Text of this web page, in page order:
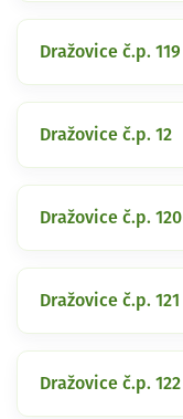
Dražovice č.p. 119
Dražovice č.p. 12
Dražovice č.p. 120
Dražovice č.p. 121
Dražovice č.p. 122